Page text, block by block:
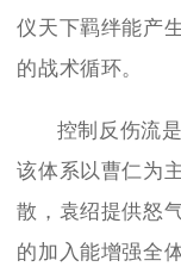
仪天下羁绊能产
的战术循环。
控制反伤流
该体系以曹仁为
散，袁绍提供怒
的加入能增强全